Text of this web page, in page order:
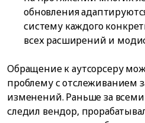
обновления
систему каждого
всех расширений и
Обращение к аутсорсеру
проблему с отслеживанием
изменений. Раньше за
следил вендор,